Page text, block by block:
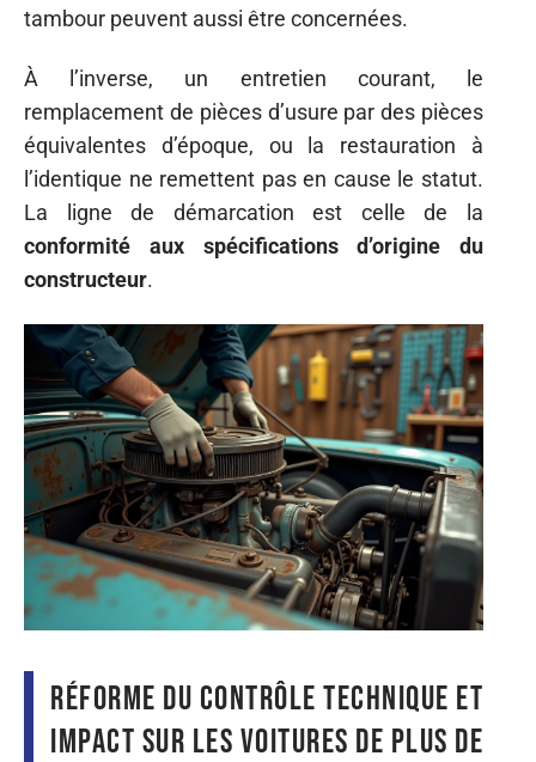
tambour peuvent aussi être concernées.
À l’inverse, un entretien courant, le
remplacement de pièces d’usure par des pièces
équivalentes d’époque, ou la restauration à
l’identique ne remettent pas en cause le statut.
La ligne de démarcation est celle de la
conformité aux spécifications d’origine du
constructeur.
Réforme du contrôle technique et
impact sur les voitures de plus de